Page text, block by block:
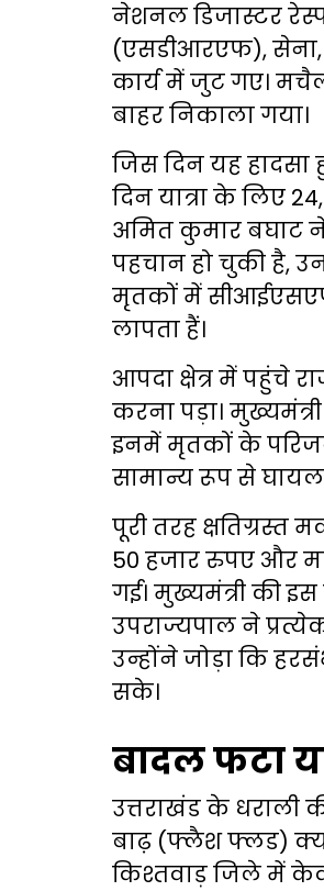
नेशनल डिजास्टर
(एसडीआरएफ),
कार्य में जुट गए।
बाहर निकाला गया।
जिस दिन यह हादसा
दिन यात्रा के लिए
अमित कुमार बघाट ने
पहचान हो चुकी है,
मृतकों में
लापता हैं।
आपदा क्षेत्र में पहुंचे
करना पड़ा।
इनमें मृतकों के
सामान्य रूप से
पूरी तरह
50 हजार रुपए और
गई। मुख्यमंत्री की
उपराज्यपाल ने
उन्होंने जोड़ा कि
सके।
बादल फटा
उत्तराखंड के धराली
बाढ़ (फ्लैश फ्लड)
किश्तवाड़ जिले में